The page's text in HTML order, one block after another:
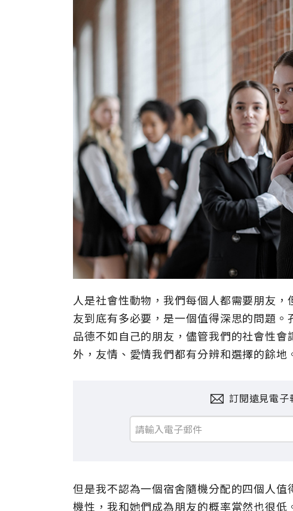
人是社會性動物，我們每個人都需要朋友
友到底有多必要，是一個值得深思的問題
品德不如自己的朋友，儘管我們的社會性
外，友情、愛情我們都有分辨和選擇的餘地
訂閱遠見電子
但是我不認為一個宿舍隨機分配的四個人
機性，我和她們成為朋友的概率當然也很